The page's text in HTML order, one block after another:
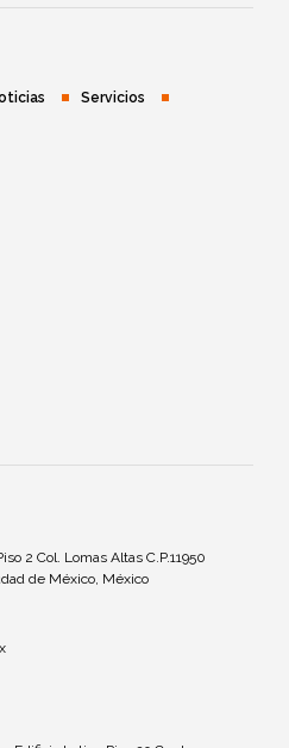
Servicios
2 Col. Lomas Altas C.P.11950
de México, México